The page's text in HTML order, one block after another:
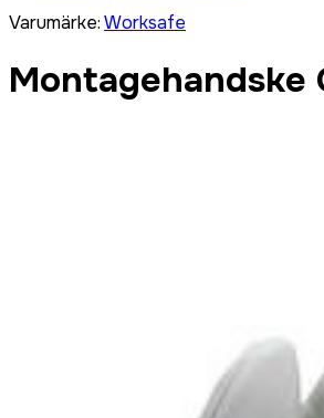
Varumärke:Worksafe
Montagehandske